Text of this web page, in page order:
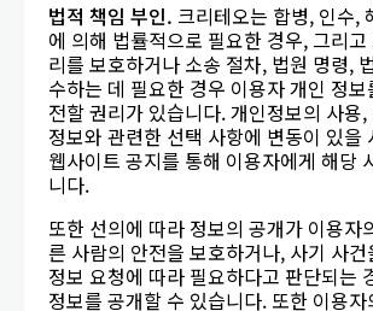
법적 책임 부인. 크리테오는 합병, 인수,
에 의해 법률적으로 필요한 경우, 그리
리를 보호하거나 소송 절차, 법원 명령,
수하는 데 필요한 경우 이용자 개인 정
전할 권리가 있습니다. 개인정보의 사용,
정보와 관련한 선택 사항에 변동이 있을
웹사이트 공지를 통해 이용자에게 해당
니다.
또한 선의에 따라 정보의 공개가 이용자
른 사람의 안전을 보호하거나, 사기 사
정보 요청에 따라 필요하다고 판단되는
정보를 공개할 수 있습니다. 또한 이용